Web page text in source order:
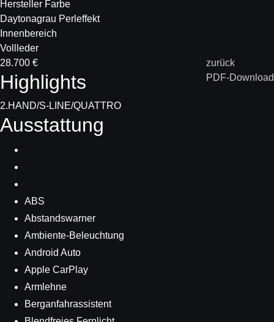
Hersteller Farbe
Daytonagrau Perleffekt
Innenbereich
Vollleder
28.700 €
zurück
PDF-Download
Highlights
2.HAND/S-LINE/QUATTRO
Ausstattung
ABS
Abstandswarner
Ambiente-Beleuchtung
Android Auto
Apple CarPlay
Armlehne
Berganfahrassistent